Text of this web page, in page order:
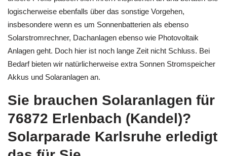
Solarstromrechner, Dachanlagen und Photovoltaik Anlagen,
unsere Profis passen sich Ihren Ansprüchen an und beraten Sie
logischerweise ebenfalls über das sonstige Vorgehen,
insbesondere wenn es um Sonnenbatterien als ebenso
Solarstromrechner, Dachanlagen ebenso wie Photovoltaik
Anlagen geht. Doch hier ist noch lange Zeit nicht Schluss. Bei
Akkus und Solaranlagen an.
Sie brauchen Solaranlagen für
76872 Erlenbach (Kandel)?